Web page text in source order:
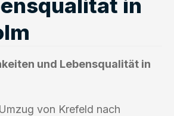
in
und Lebensqualität in
von Krefeld nach